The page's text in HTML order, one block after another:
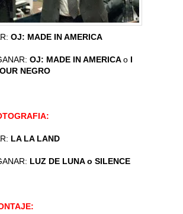
OJ: MADE IN AMERICA
OJ: MADE IN AMERICAo I
NEGRO
LA LA LAND
LUZ DE LUNA o SILENCE